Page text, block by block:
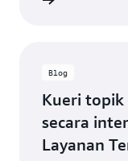
Blog
Kueri topik
secara
Layanan